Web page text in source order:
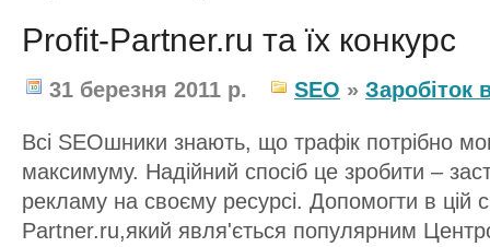
Profit-Partner.ru та їх конкурс
31 березня 2011 р. SEO » Заробіток
Всі SEOшники знають, що трафік потрібно
максимуму. Надійний спосіб це зробити –
рекламу на своєму ресурсі. Допомогти в цій
Partner.ru,який явля'ється популярним